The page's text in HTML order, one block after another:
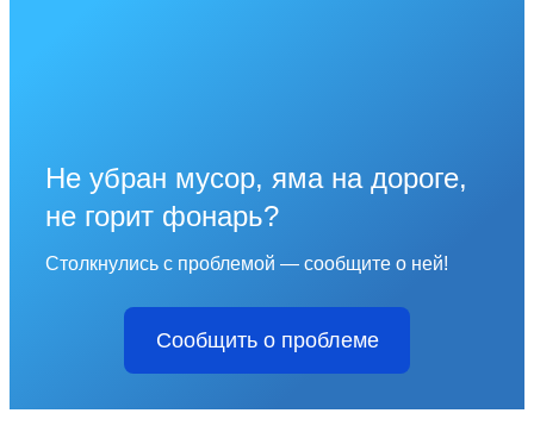
Не убран мусор, яма на дороге,
не горит фонарь?
Столкнулись с проблемой — сообщите о ней!
Сообщить о проблеме